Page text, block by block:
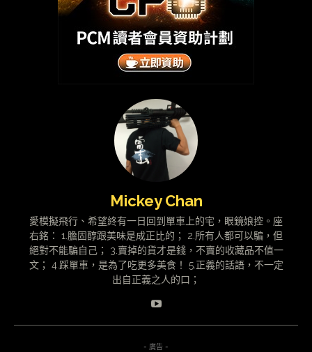
Mickey Chan
愛模擬飛行、希望終有一日回到單車上的宅，眼鏡娘控。座
右銘： 1.膽固醇跟美味是成正比的； 2.所有人都可以騙，但
絕對不能騙自己； 3.賣掉的貨才是錢，不賣的收藏品不值一
文； 4.踩單車，是為了吃更多美食！ 5.正義的話語，不一定
出自正義之人的口；
- 廣告 -